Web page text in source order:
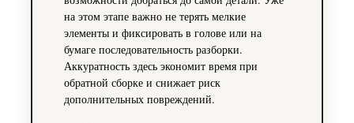
на этом этапе важно не терять мелкие
элементы и фиксировать в голове или на
бумаге последовательность разборки.
Аккуратность здесь экономит время при
обратной сборке и снижает риск
дополнительных повреждений.